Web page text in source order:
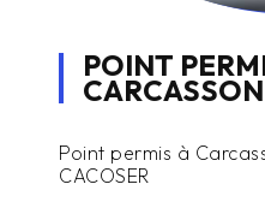
POINT
Point permis à
CACOSER